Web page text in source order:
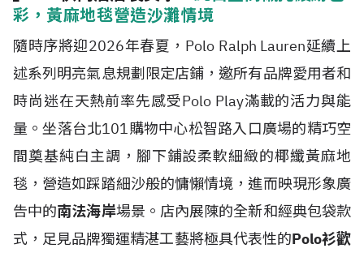
彩，黃麻地毯營造沙灘情境
隨時序將迎2026年春夏，Polo Ralph Lauren延續上
述系列明亮氣息規劃限定店鋪，邀所有品牌愛用者和
時尚迷在天熱前率先感受Polo Play滿載的活力與能
量。坐落台北101購物中心松智路入口廣場的精巧空
間奠基純白主調，腳下鋪設柔軟細緻的椰纖黃麻地
毯，營造如踩踏細沙般的慵懶情境，進而映現形象廣
告中的南法海岸場景。店內展陳的全新和經典包袋款
式，足見品牌獨運精湛工藝將極具代表性的Polo衫歡